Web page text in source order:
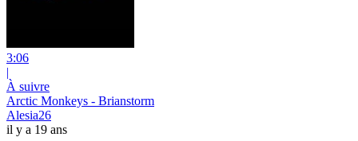
3:06
|
À suivre
Arctic Monkeys - Brianstorm
Alesia26
il y a 19 ans